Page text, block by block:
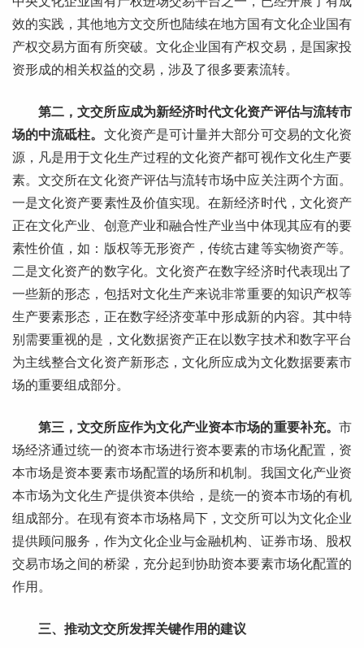
效的实践，其他地方文交所也陆续在地方国有文化企业国有
产权交易方面有所突破。文化企业国有产权交易，是国家投
资形成的相关权益的交易，涉及了很多要素流转。
第二，文交所应成为新经济时代文化资产评估与流转市
场的中流砥柱。 文化资产是可计量并大部分可交易的文化资
源，凡是用于文化生产过程的文化资产都可视作文化生产要
素。文交所在文化资产评估与流转市场中应关注两个方面。
一是文化资产要素性及价值实现。在新经济时代，文化资产
正在文化产业、创意产业和融合性产业当中体现其应有的要
素性价值，如：版权等无形资产，传统古建等实物资产等。
二是文化资产的数字化。文化资产在数字经济时代表现出了
一些新的形态，包括对文化生产来说非常重要的知识产权等
生产要素形态，正在数字经济变革中形成新的内容。其中特
别需要重视的是，文化数据资产正在以数字技术和数字平台
为主线整合文化资产新形态，文化所应成为文化数据要素市
场的重要组成部分。
第三，文交所应作为文化产业资本市场的重要补充。 市
场经济通过统一的资本市场进行资本要素的市场化配置，资
本市场是资本要素市场配置的场所和机制。我国文化产业资
本市场为文化生产提供资本供给，是统一的资本市场的有机
组成部分。在现有资本市场格局下，文交所可以为文化企业
提供顾问服务，作为文化企业与金融机构、证券市场、股权
交易市场之间的桥梁，充分起到协助资本要素市场化配置的
作用。
三、推动文交所发挥关键作用的建议